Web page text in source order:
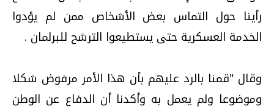
رأينا حول التماس بعض الأشخاص ممن لم يؤدوا
الخدمة العسكرية حتى يستطيعوا الترشح للبرلمان .
وقال "قمنا بالرد عليهم بأن هذا الأمر مرفوض شكلا
وموضوعا ولم يعمل به وأكدنا أن الدفاع عن الوطن